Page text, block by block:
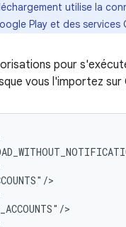
utilise la
Play et des
pour
vous l'importez sur